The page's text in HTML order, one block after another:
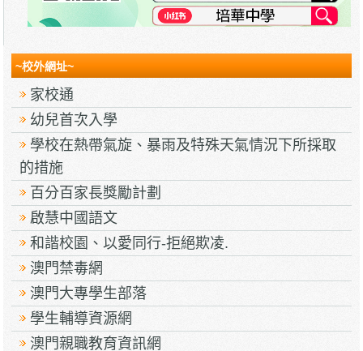
~校外網址~
家校通
幼兒首次入學
學校在熱帶氣旋、暴雨及特殊天氣情況下所採取
的措施
百分百家長獎勵計劃
啟慧中國語文
和諧校園、以愛同行-拒絕欺凌.
澳門禁毒網
澳門大專學生部落
學生輔導資源網
澳門親職教育資訊網